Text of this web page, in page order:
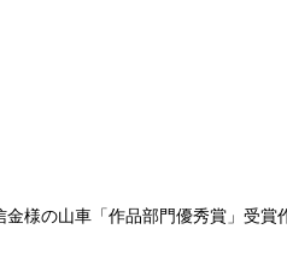
金様の山車「作品部門優秀賞」受賞